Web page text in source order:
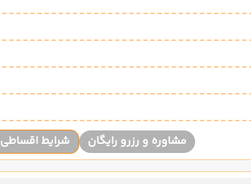
مشاوره و رزرو رایگان شرایط اقساطی